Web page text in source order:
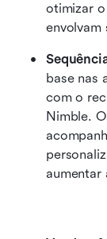
otimizar
envolvam
base nas
com o
Nimble.
aumentar